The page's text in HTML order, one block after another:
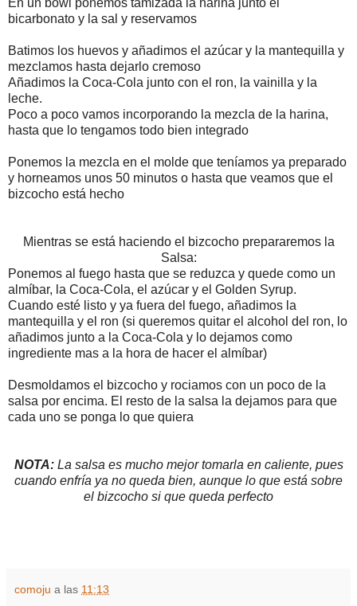
bicarbonato y la sal y reservamos
Batimos los huevos y añadimos el azúcar y la mantequilla y
mezclamos hasta dejarlo cremoso
Añadimos la Coca-Cola junto con el ron, la vainilla y la
leche.
Poco a poco vamos incorporando la mezcla de la harina,
hasta que lo tengamos todo bien integrado
Ponemos la mezcla en el molde que teníamos ya preparado
y horneamos unos 50 minutos o hasta que veamos que el
bizcocho está hecho
Mientras se está haciendo el bizcocho prepararemos la
Salsa:
Ponemos al fuego hasta que se reduzca y quede como un
almíbar, la Coca-Cola, el azúcar y el Golden Syrup.
Cuando esté listo y ya fuera del fuego, añadimos la
mantequilla y el ron (si queremos quitar el alcohol del ron, lo
añadimos junto a la Coca-Cola y lo dejamos como
ingrediente mas a la hora de hacer el almíbar)
Desmoldamos el bizcocho y rociamos con un poco de la
salsa por encima. El resto de la salsa la dejamos para que
cada uno se ponga lo que quiera
NOTA:La salsa es mucho mejor tomarla en caliente, pues
cuando enfría ya no queda bien, aunque lo que está sobre
el bizcocho si que queda perfecto
comoju a las 11:13